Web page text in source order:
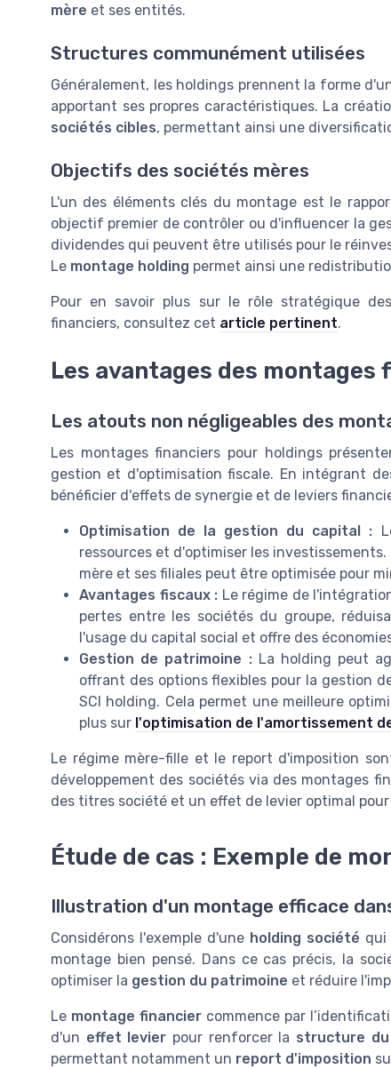
mère et ses entités.
Structures communément utilisées
Généralement, les holdings prennent la forme
apportant ses propres caractéristiques. La
sociétés cibles, permettant ainsi une
Objectifs des sociétés mères
L'un des éléments clés du montage est le
objectif premier de contrôler ou d'influencer la
dividendes qui peuvent être utilisés pour le
Le montage holding permet ainsi une
Pour en savoir plus sur le rôle stratégique
financiers, consultez cet article pertinent.
Les avantages des
Les atouts non négligeables des
Les montages financiers pour holdings
gestion et d'optimisation fiscale. En intégrant
bénéficier d'effets de synergie et de leviers
Optimisation de la gestion du capital :
ressources et d'optimiser les
mère et ses filiales peut être optimisée pour
Avantages fiscaux : Le régime de
pertes entre les sociétés du groupe,
l'usage du capital social et offre des
Gestion de patrimoine :La holding peut
offrant des options flexibles pour la gestion
SCI holding. Cela permet une meilleure
plus sur l'optimisation de l'amortissement
Le régime mère-fille et le report d'imposition
développement des sociétés via des montages
des titres société et un effet de levier optimal
Étude de cas : Exemple de
Illustration d'un montage efficace
Considérons l'exemple d'une holding société qui
montage bien pensé. Dans ce cas précis, la
optimiser la gestion du patrimoine et réduire
Le montage financier commence par
d'un effet levier pour renforcer la structure du
permettant notamment un report d'imposition